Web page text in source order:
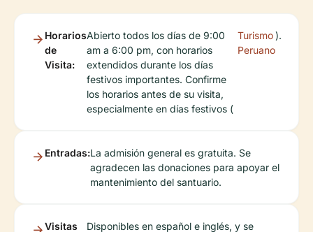
Horarios
de
Visita:
Abierto todos los días de 9:00
am a 6:00 pm, con horarios
extendidos durante los días
festivos importantes. Confirme
los horarios antes de su visita,
especialmente en días festivos (
Turismo
Peruano
).
Entradas:La admisión general es gratuita. Se
agradecen las donaciones para apoyar el
mantenimiento del santuario.
Visitas
Disponibles en español e inglés, y se